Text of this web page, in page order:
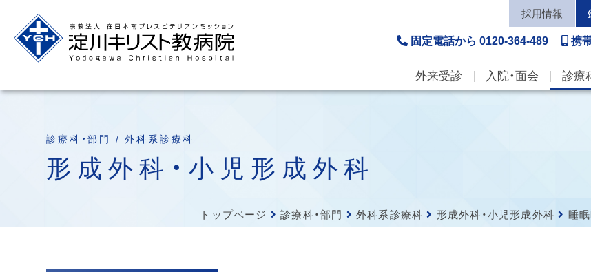
外来受診 入院・面会 診療
採用情報
固定電話から 0120-364-489 携
診療科・部門 / 外科系診療科
形成外科・小児形成外科
トップページ 診療科・部門 外科系診療科 形成外科・小児形成外科 睡